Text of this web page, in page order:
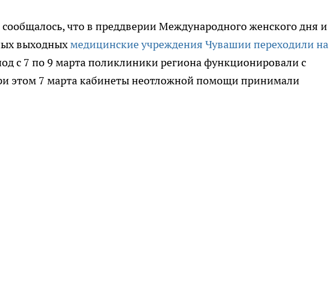
что в преддверии Международного женского дня и
выходныхмедицинские учреждения Чувашии переходили на
с 7 по 9 марта поликлиники региона функционировали с
этом 7 марта кабинеты неотложной помощи принимали